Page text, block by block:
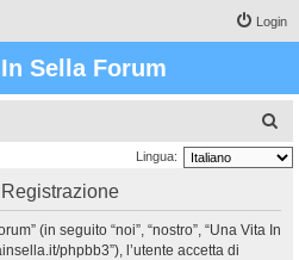
Login
Sella Forum
e
Lingua:
(in seguito “noi”, “nostro”, “Una Vita In
phpbb3”), l’utente accetta di